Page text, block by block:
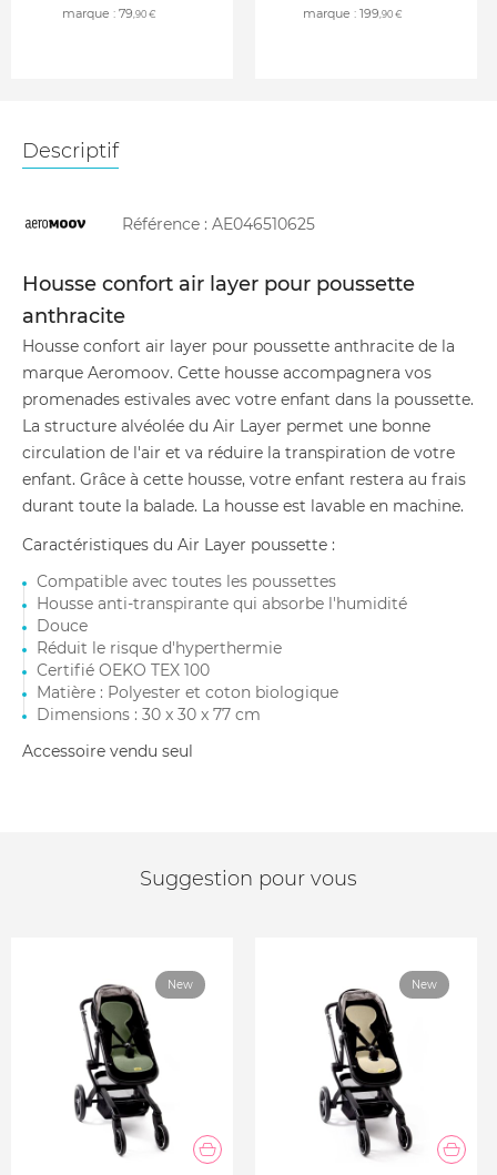
marque : 79,90 €
marque : 199,90 €
Descriptif
Référence : AE046510625
Housse confort air layer pour poussette
anthracite
Housse confort air layer pour poussette anthracite de la
marque Aeromoov. Cette housse accompagnera vos
promenades estivales avec votre enfant dans la poussette.
La structure alvéolée du Air Layer permet une bonne
circulation de l'air et va réduire la transpiration de votre
enfant. Grâce à cette housse, votre enfant restera au frais
durant toute la balade. La housse est lavable en machine.
Caractéristiques du Air Layer poussette :
Compatible avec toutes les poussettes
Housse anti-transpirante qui absorbe l'humidité
Douce
Réduit le risque d'hyperthermie
Certifié OEKO TEX 100
Matière : Polyester et coton biologique
Dimensions : 30 x 30 x 77 cm
Accessoire vendu seul
Suggestion pour vous
New New